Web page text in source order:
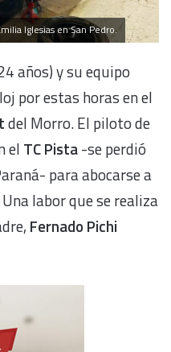
Iglesias en San Pedro.
años) y su equipo
por estas horas en el
del Morro. El piloto de
el TC Pista-se perdió
para abocarse a
labor que se realiza
Fernado Pichi